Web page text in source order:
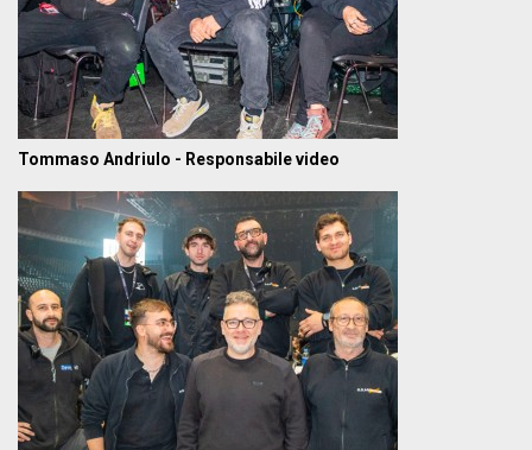
Tommaso Andriulo - Responsabile video